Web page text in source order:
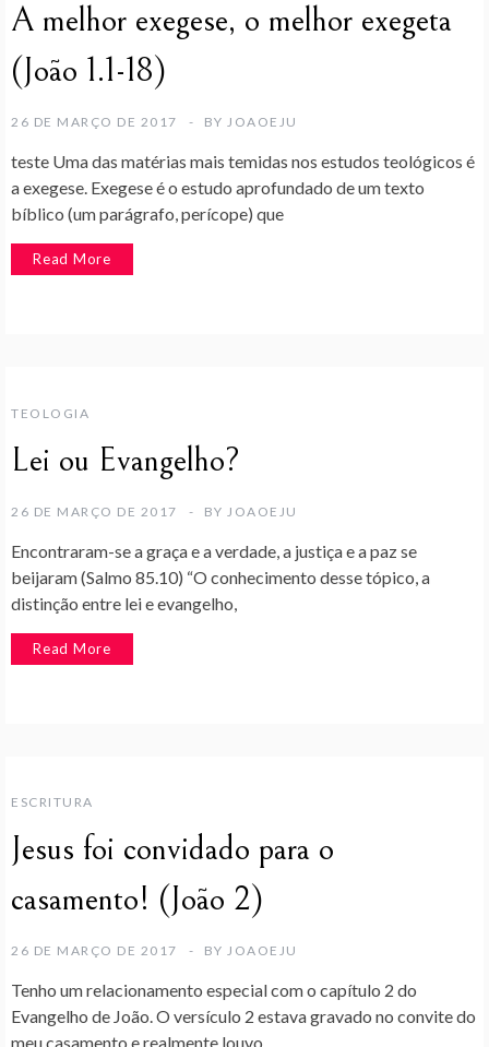
A melhor exegese, o melhor exegeta
(João 1.1-18)
26 DE MARÇO DE 2017 BY JOAOEJU
teste Uma das matérias mais temidas nos estudos teológicos é
a exegese. Exegese é o estudo aprofundado de um texto
bíblico (um parágrafo, perícope) que
Read More
TEOLOGIA
Lei ou Evangelho?
26 DE MARÇO DE 2017 BY JOAOEJU
Encontraram-se a graça e a verdade, a justiça e a paz se
beijaram (Salmo 85.10) “O conhecimento desse tópico, a
distinção entre lei e evangelho,
Read More
ESCRITURA
Jesus foi convidado para o
casamento! (João 2)
26 DE MARÇO DE 2017 BY JOAOEJU
Tenho um relacionamento especial com o capítulo 2 do
Evangelho de João. O versículo 2 estava gravado no convite do
meu casamento e realmente louvo